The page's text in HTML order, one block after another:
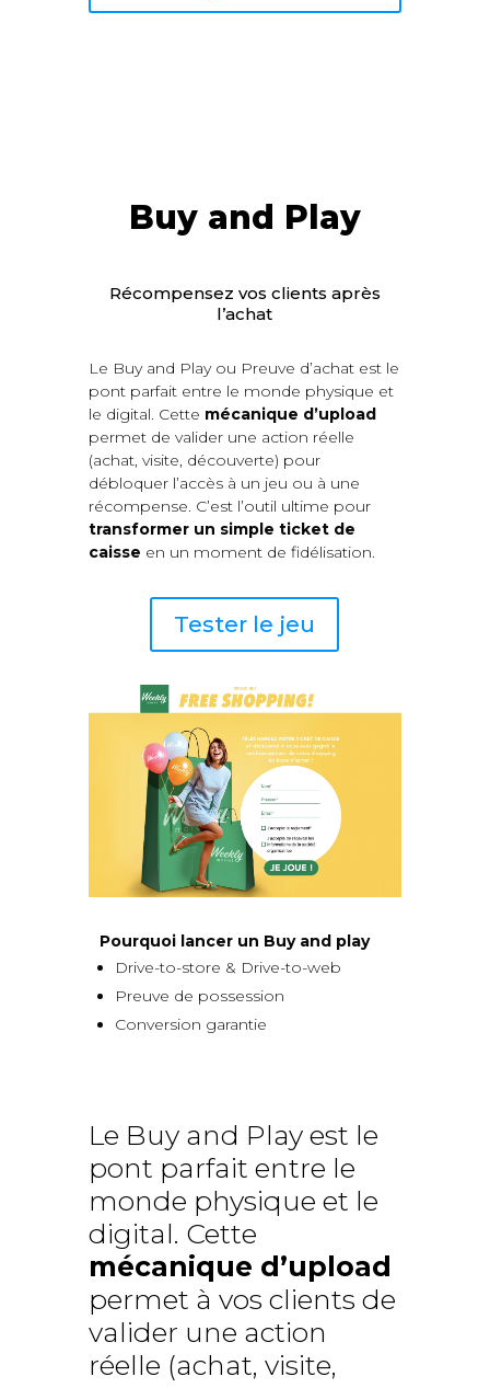
Buy and Play
Récompensez vos clients après
l’achat
Le Buy and Play ou Preuve d’achat est le
pont parfait entre le monde physique et
le digital. Cette mécanique d’upload
permet de valider une action réelle
(achat, visite, découverte) pour
débloquer l’accès à un jeu ou à une
récompense. C’est l’outil ultime pour
transformer un simple ticket de
caisse en un moment de fidélisation.
Tester le jeu
Pourquoi lancer un Buy and play
Drive-to-store & Drive-to-web
Preuve de possession
Conversion garantie
Le Buy and Play est le
pont parfait entre le
monde physique et le
digital. Cette
mécanique d’upload
permet à vos clients de
valider une action
réelle (achat, visite,